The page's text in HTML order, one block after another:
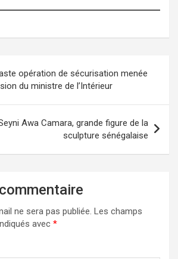
opération de sécurisation menée
du ministre de l’Intérieur
Awa Camara, grande figure de la
sculpture sénégalaise
ne sera pas publiée. Les champs
avec *